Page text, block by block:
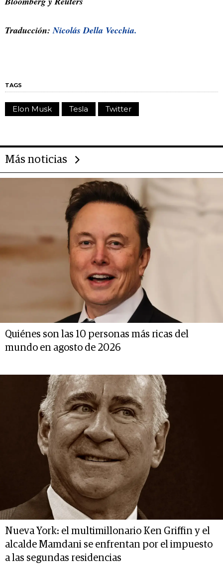
Traducción: Nicolás Della Vecchia.
TAGS
Elon Musk Tesla Twitter
Más noticias
Quiénes son las 10 personas más ricas del
mundo en agosto de 2026
Nueva York: el multimillonario Ken Griffin y el
alcalde Mamdani se enfrentan por el impuesto
a las segundas residencias